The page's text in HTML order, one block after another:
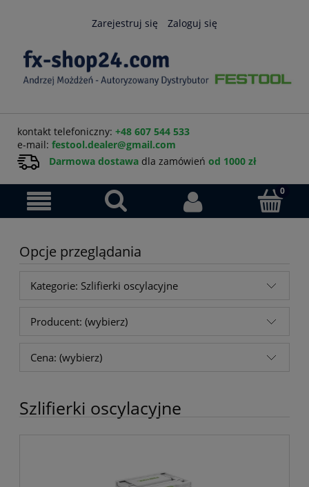
Zarejestruj się Zaloguj się
kontakt telefoniczny: +48 607 544 533
e-mail: festool.dealer@gmail.com
Darmowa dostawa dla zamówień od 1000 zł
Opcje przeglądania
Kategorie: Szlifierki oscylacyjne
Producent: (wybierz)
Cena: (wybierz)
Szlifierki oscylacyjne